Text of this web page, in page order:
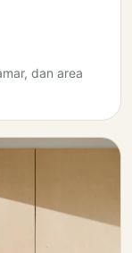
dan area